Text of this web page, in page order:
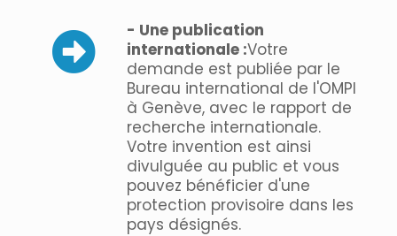
- Une publication
internationale :Votre
demande est publiée par le
Bureau international de l'OMPI
à Genève, avec le rapport de
recherche internationale.
Votre invention est ainsi
divulguée au public et vous
pouvez bénéficier d'une
protection provisoire dans les
pays désignés.